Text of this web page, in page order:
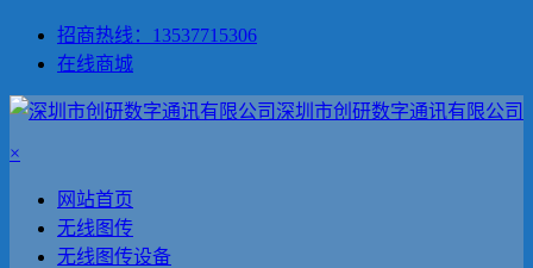
招商热线：13537715306
在线商城
深圳市创研数字通讯有限公司
×
网站首页
无线图传
无线图传设备